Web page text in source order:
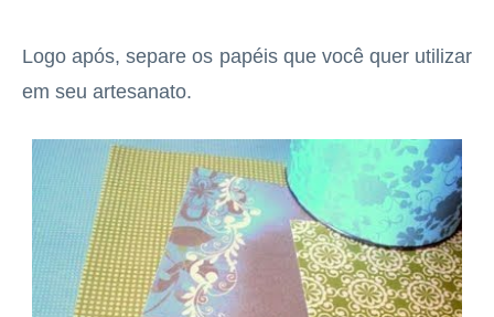
Logo após, separe os papéis que você quer utilizar
em seu artesanato.